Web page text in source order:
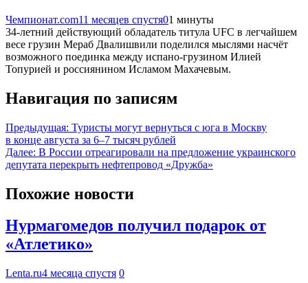
Чемпионат.com11 месяцев спустя01 минуты
34-летний действующий обладатель титула UFC в легчайшем
весе грузин Мераб Двалишвили поделился мыслями насчёт
возможного поединка между испано-грузином Илией
Топурией и россиянином Исламом Махачевым.
Навигация по записям
Предыдущая: Туристы могут вернуться с юга в Москву
в конце августа за 6–7 тысяч рублей
Далее: В России отреагировали на предложение украинского
депутата перекрыть нефтепровод «Дружба»
Похожие новости
Нурмагомедов получил подарок от
«Атлетико»
Lenta.ru4 месяца спустя 0